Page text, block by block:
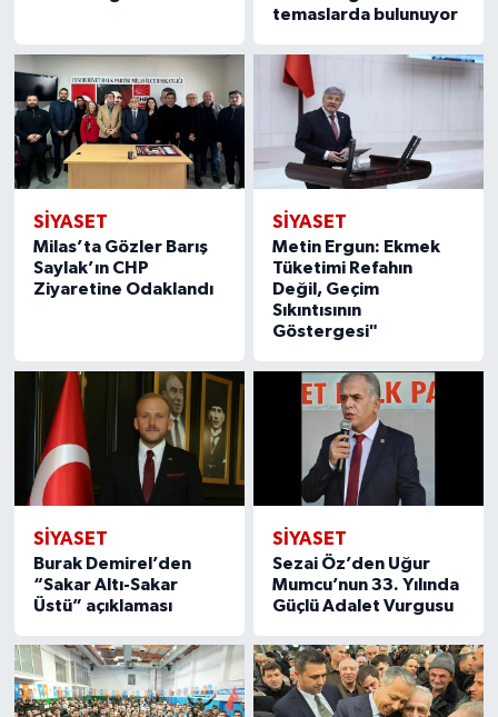
temaslarda bulunuyor
SIYASET
Milas’ta Gözler Barış
Saylak’ın CHP
Ziyaretine Odaklandı
SIYASET
Metin Ergun: Ekmek
Tüketimi Refahın
Değil, Geçim
Sıkıntısının
Göstergesi"
SIYASET
Burak Demirel’den
“Sakar Altı-Sakar
Üstü” açıklaması
SIYASET
Sezai Öz’den Uğur
Mumcu’nun 33. Yılında
Güçlü Adalet Vurgusu